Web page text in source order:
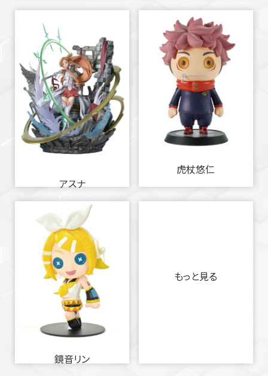
アスナ
虎杖悠仁
鏡音リン
もっと見る